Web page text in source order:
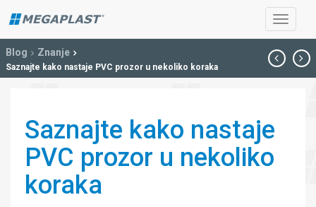
Blog Znanje
Saznajte kako nastaje PVC prozor u nekoliko koraka
Saznajte kako nastaje
PVC prozor u nekoliko
koraka